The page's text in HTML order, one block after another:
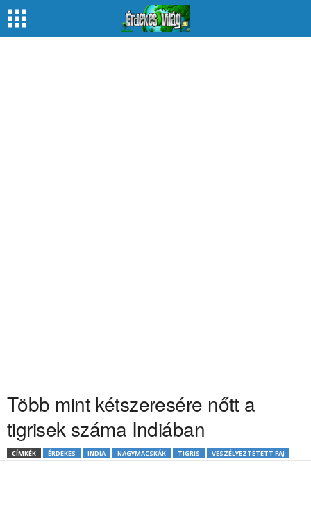
Több mint kétszeresére nőtt a
tigrisek száma Indiában
CÍMKÉK ÉRDEKES INDIA NAGYMACSKÁK TIGRIS VESZÉLYEZTETETT FAJ